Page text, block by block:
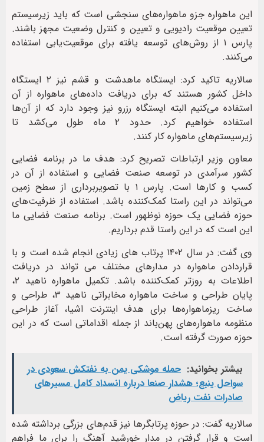
این ماهواره جزو ماهواره‌های سنجشی است که باید زیرسیستم
تعیین موقعیت رادیویی و تعیین و کنترل وضعیت مجهز باشند.
پارس ۱ از روش‌های توسعه یافته برای موقعیت‌یابی استفاده
می‌کنند.
سالاریه تاکید کرد:‌ ایستگاه ماهدشت و قشم نیز ۲ ایستگاه
داخل کشور هستند که برای دریافت داده‌های ماهواره از آن
استفاده می‌کنیم البته ایستگاه رزرو نیز وجود دارد که از آن‌ها
استفاده خواهیم کرد. حدود ۲ ماه طول می‌کشد تا
زیرسیستم‌های ماهواره کار کنند.
معاون وزیر ارتباطات تصریح کرد: هدف ما در برنامه فضایی
کشور سرآمدی در توسعه صنعت فضایی و استفاده از آن در
کسب و کارها است. پارس ۱ با تصویربرداری از سطح زمین
می‌تواند در این راستا کمک‌کننده باشد. استفاده از ظرفیت‌های
حوزه فضایی یک حوزه نوظهور است. برنامه صنعت فضایی ما
این است که در این راستا قدم برداریم.
وی گفت: در سال ۱۴۰۲ پرتاب ‌های زیادی انجام شده است و با
قراردادن ماهواره‌ در مدارهای مختلف می تواند در دریافت
اطلاعات به روزتر کمک‌کننده باشد. تکمیل ماهواره ناهید ۲،
پایان طراحی و ساخت ماهواره مخابراتی ناهید ۳، طراحی و
ساخت ریزماهواره‌ها برای هدف اینترنت اشیا، آغاز طراحی
منظومه ماهواره‌های پهن‌باند از جمله اقداماتی است که در این
حوزه صورت گرفته است.
بیشتر بخوانید: حمله موشکی یمن به نفتکش سعودی در
سواحل ینبع؛ هشدار صنعا درباره انسداد کامل مسیرهای
صادرات نفت ریاض
سالاریه گفت: در حوزه پرتابگرها نیز قدم‌های بزرگی برداشته شده
است و قرار گرفتن در مدار خورشید آهنگ را برای ما فراهم